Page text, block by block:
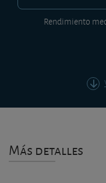
Rendimiento
Más detalles